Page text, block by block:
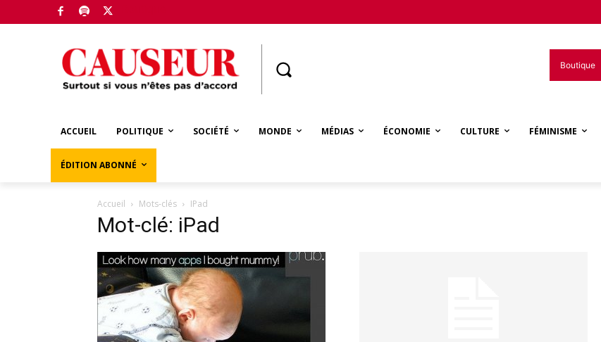
Boutique
ACCUEIL POLITIQUE SOCIÉTÉ MONDE MÉDIAS ÉCONOMIE CULTURE FÉMINISME
ÉDITION ABONNÉ
Accueil Mots-clés IPad
Mot-clé: iPad